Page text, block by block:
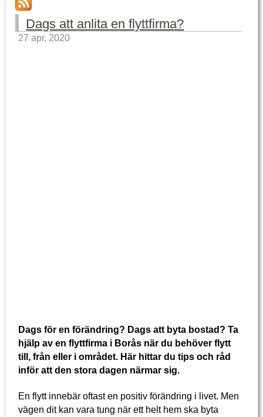
Dags att anlita en flyttfirma?
27 apr. 2020
Dags för en förändring? Dags att byta bostad? Ta
hjälp av en flyttfirma i Borås när du behöver flytt
till, från eller i området. Här hittar du tips och råd
inför att den stora dagen närmar sig.
En flytt innebär oftast en positiv förändring i livet. Men
vägen dit kan vara tung när ett helt hem ska byta